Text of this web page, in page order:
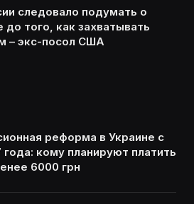
следовало подумать о
до того, как захватывать
– экс-посол США
реформа в Украине с
года: кому планируют платить
6000 грн